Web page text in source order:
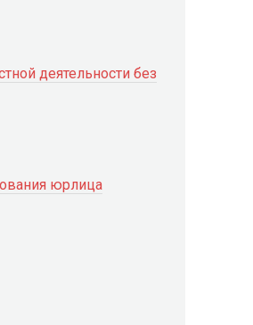
деятельности без
юрлица